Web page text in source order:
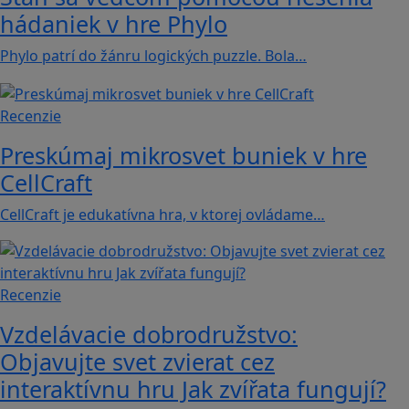
hádaniek v hre Phylo
Phylo patrí do žánru logických puzzle. Bola…
Recenzie
Preskúmaj mikrosvet buniek v hre
CellCraft
CellCraft je edukatívna hra, v ktorej ovládame…
Recenzie
Vzdelávacie dobrodružstvo:
Objavujte svet zvierat cez
interaktívnu hru Jak zvířata fungují?